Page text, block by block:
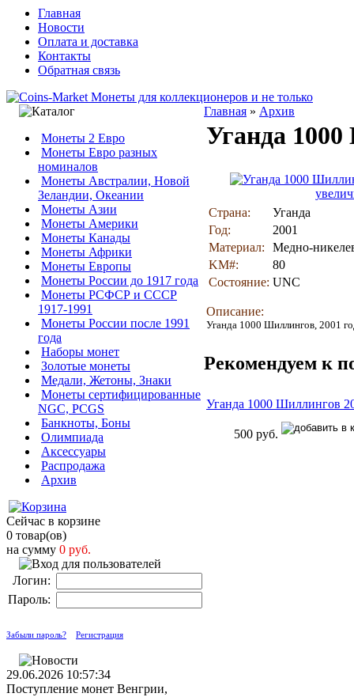
Главная
Новости
Оплата и доставка
Контакты
Обратная связь
Монеты 2 Евро
Монеты Евро разных
номиналов
Монеты Австралии, Новой
Зеландии, Океании
Монеты Азии
Монеты Америки
Монеты Канады
Монеты Африки
Монеты Европы
Монеты России до 1917 года
Монеты РСФСР и СССР
1917-1991
Монеты России после 1991
года
Наборы монет
Золотые монеты
Медали, Жетоны, Знаки
Монеты сертифицированные
NGC, PCGS
Банкноты, Боны
Олимпиада
Аксессуары
Распродажа
Архив
Сейчас в корзине
0 товар(ов)
на сумму 0 руб.
Логин:
Пароль:
Забыли пароль? Регистрация
29.06.2026 10:57:34
Поступление монет Венгрии,
Главная » Архив
Уганда
Страна:
Уганда
Год:
2001
Материал:
Медно-
KM#:
80
Состояние: UNC
Описание:
Уганда 1000 Шиллингов, 2001
Рекомендуем к
Уганда 1000 Шиллингов
500 руб.